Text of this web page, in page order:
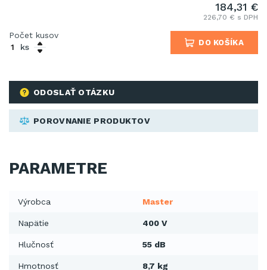
ODOSLAŤ OTÁZKU
POROVNANIE PRODUKTOV
184,31 €
226,70 € s DPH
Počet kusov
ks
DO KOŠÍKA
PARAMETRE
Výrobca Master
Napätie 400 V
Hlučnosť 55 dB
Hmotnosť 8,7 kg